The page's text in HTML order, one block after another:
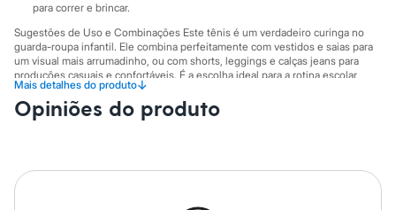
Cintas e Modeladores
Meias
Pijamas
Sutiãs e Tops
Moda praia
Biquínis
Maiôs
Saídas de praia
Blusas e Camisetas
Calças
para correr e brincar.
Sugestões de Uso e Combinações Este tênis é um verdadeiro curinga no
guarda-roupa infantil. Ele combina perfeitamente com vestidos e saias para
um visual mais arrumadinho, ou com shorts, leggings e calças jeans para
produções casuais e confortáveis. É a escolha ideal para a rotina escolar,
passeios em família e momentos de diversão, adicionando um toque de
fofura a qualquer look.
Mais detalhes do produto↓
Opiniões do produto